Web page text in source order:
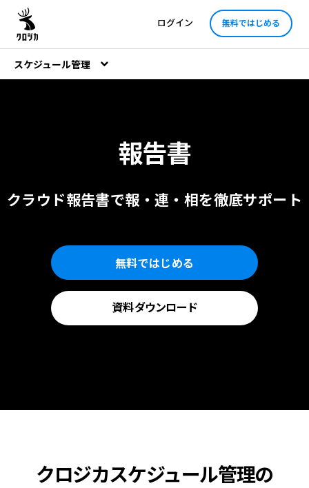
ログイン 無料ではじめる
スケジュール管理
報告書
クラウド報告書で報・連・相を徹底サポート
無料ではじめる
資料ダウンロード
クロジカスケジュール管理の